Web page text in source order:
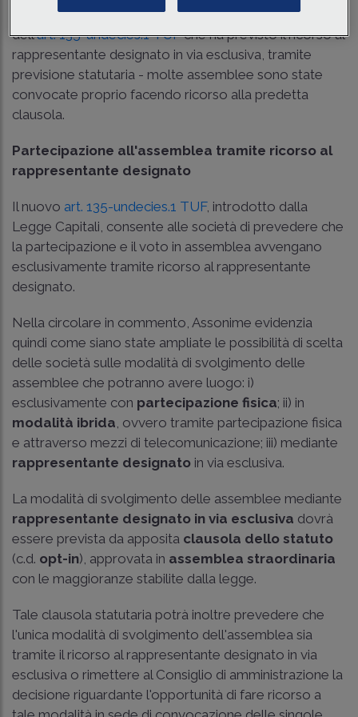
Nei primi mesi del 2025 – a fronte dell'introduzione
dell'art. 135-undecies.1 TUFche ha previsto il ricorso al
rappresentante designato in via esclusiva, tramite
previsione statutaria - molte assemblee sono state
convocate proprio facendo ricorso alla predetta
clausola.
Partecipazione all'assemblea tramite ricorso al
rappresentante designato
Il nuovo art. 135-undecies.1 TUF, introdotto dalla
Legge Capitali, consente alle società di prevedere che
la partecipazione e il voto in assemblea avvengano
esclusivamente tramite ricorso al rappresentante
designato.
Nella circolare in commento, Assonime evidenzia
quindi come siano state ampliate le possibilità di scelta
delle società sulle modalità di svolgimento delle
assemblee che potranno avere luogo: i)
esclusivamente con partecipazione fisica; ii) in
modalità ibrida , ovvero tramite partecipazione fisica
e attraverso mezzi di telecomunicazione; iii) mediante
rappresentante designato in via esclusiva.
La modalità di svolgimento delle assemblee mediante
rappresentante designato in via esclusiva dovrà
essere prevista da apposita clausola dello statuto
(c.d. opt-in), approvata in assemblea straordinaria
con le maggioranze stabilite dalla legge.
Tale clausola statutaria potrà inoltre prevedere che
l'unica modalità di svolgimento dell'assemblea sia
tramite il ricorso al rappresentante designato in via
esclusiva o rimettere al Consiglio di amministrazione la
decisione riguardante l'opportunità di fare ricorso a